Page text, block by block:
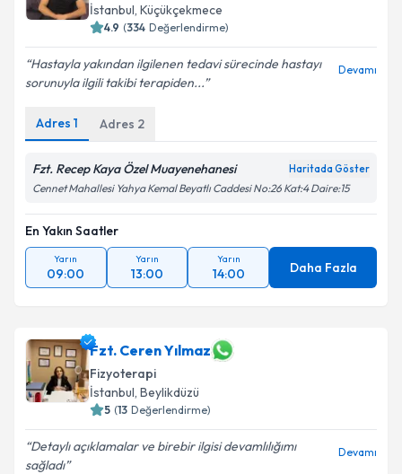
İstanbul, Küçükçekmece
4.9 (334 Değerlendirme)
Hastayla yakından ilgilenen tedavi sürecinde hastayı
sorunuyla ilgili takibi terapiden...
Devamı
Adres 1 Adres 2
Fzt. Recep Kaya Özel Muayenehanesi Haritada Göster
Cennet Mahallesi Yahya Kemal Beyatlı Caddesi No:26 Kat:4 Daire:15
En Yakın Saatler
Yarın
09:00
Yarın
13:00
Yarın
14:00 Daha Fazla
Fzt. Ceren Yılmaz
Fizyoterapi
İstanbul, Beylikdüzü
5 (13 Değerlendirme)
Detaylı açıklamalar ve birebir ilgisi devamlılığımı
sağladı
Devamı